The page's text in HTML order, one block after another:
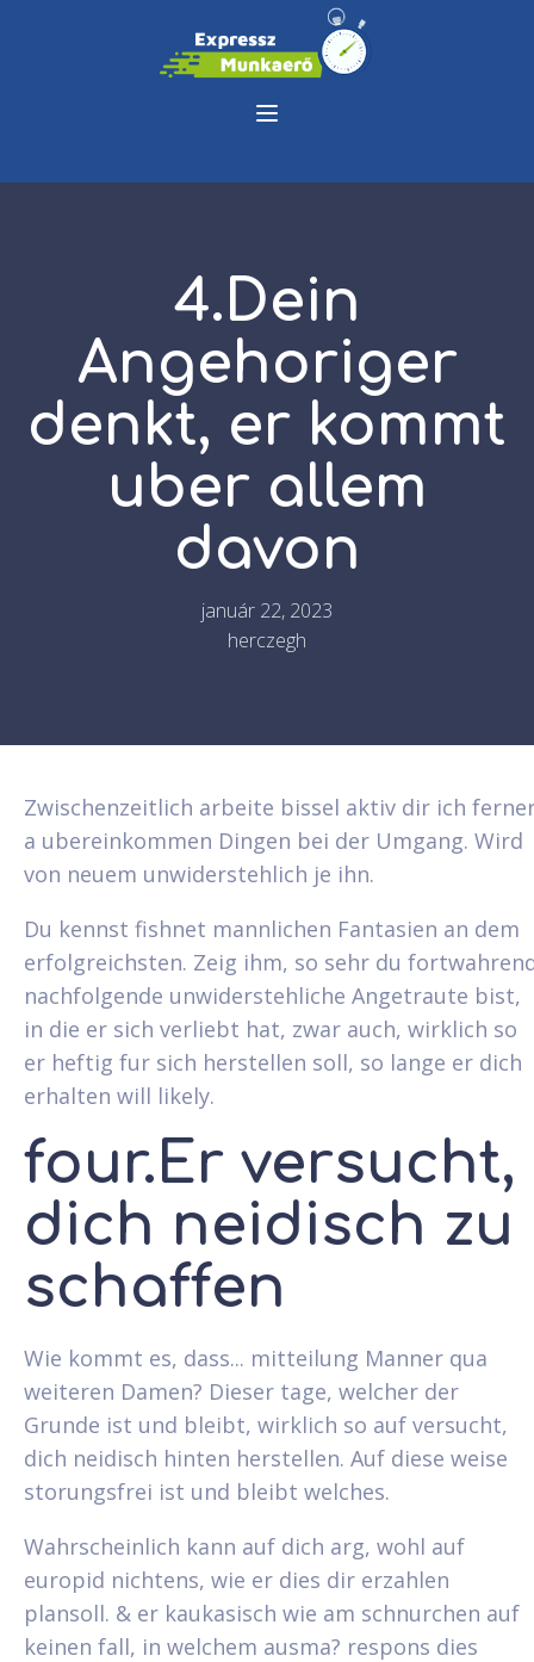
4.Dein
Angehoriger
denkt, er kommt
uber allem
davon
január 22, 2023
herczegh
Zwischenzeitlich arbeite bissel aktiv dir ich
a ubereinkommen Dingen bei der Umgang. Wird
von neuem unwiderstehlich je ihn.
Du kennst fishnet mannlichen Fantasien an dem
erfolgreichsten. Zeig ihm, so sehr du
nachfolgende unwiderstehliche Angetraute bist,
in die er sich verliebt hat, zwar auch, wirklich so
er heftig fur sich herstellen soll, so lange er dich
erhalten will likely.
four.Er versucht,
dich neidisch zu
schaffen
Wie kommt es, dass... mitteilung Manner qua
weiteren Damen? Dieser tage, welcher der
Grunde ist und bleibt, wirklich so auf versucht,
dich neidisch hinten herstellen. Auf diese weise
storungsfrei ist und bleibt welches.
Wahrscheinlich kann auf dich arg, wohl auf
europid nichtens, wie er dies dir erzahlen
plansoll. & er kaukasisch wie am schnurchen auf
keinen fall, in welchem ausma? respons dies